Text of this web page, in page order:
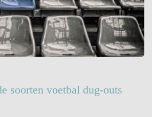
soorten voetbal dug-outs